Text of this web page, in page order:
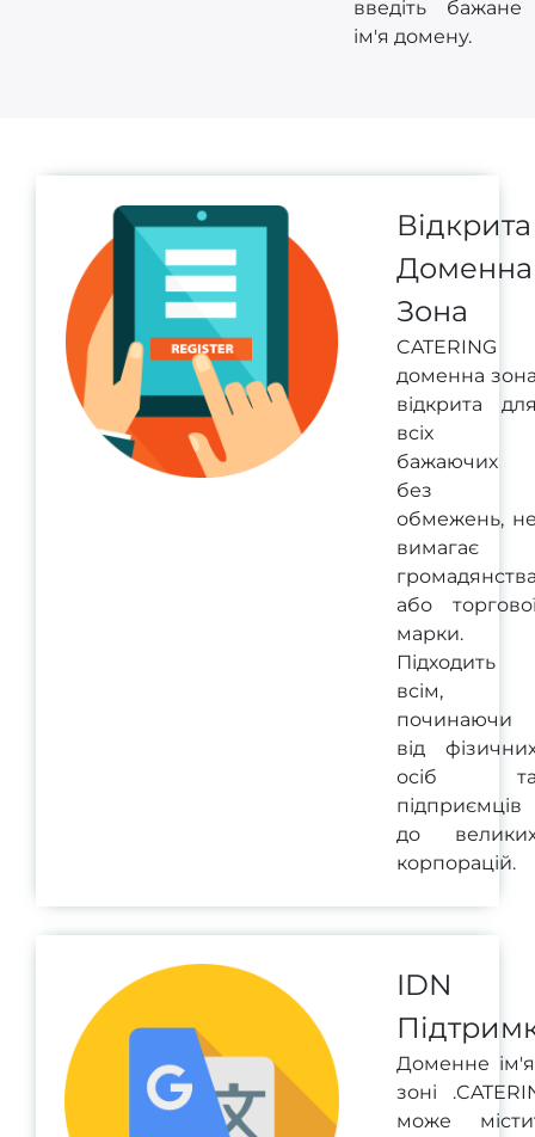
введіть бажане
ім'я домену.
Відкрита
Доменна
Зона
CATERING
доменна
відкрита
всіх
бажаючих
без
обмежень,
вимагає
або
марки.
Підходить
всім,
починаючи
від
осіб
підприємців
до
корпорацій.
IDN
Доменне
зоні
може